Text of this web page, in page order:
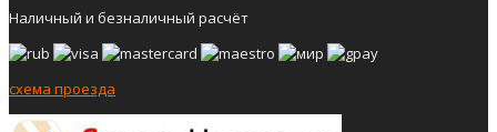
Наличный и безналичный расчёт
схема проезда